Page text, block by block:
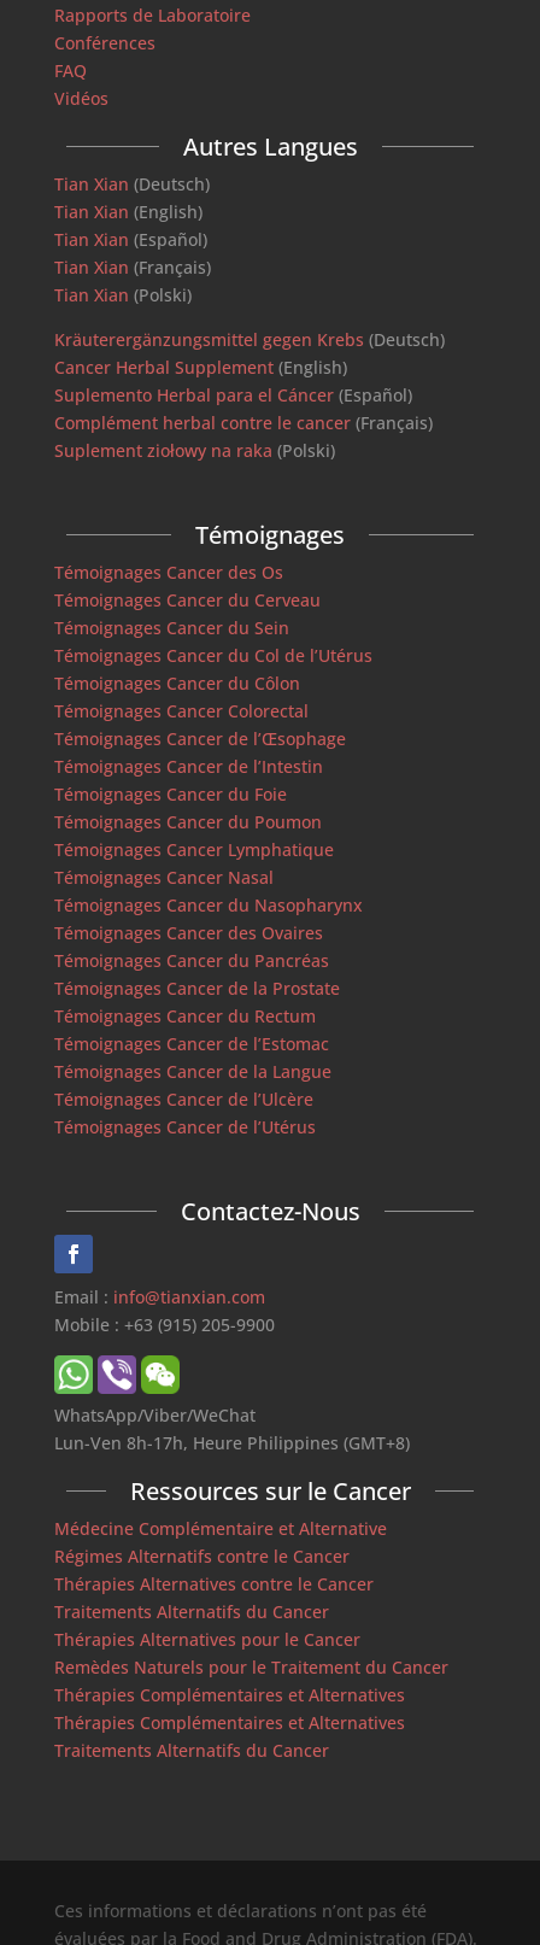
Rapports de Laboratoire
Conférences
FAQ
Vidéos
Autres Langues
Tian Xian (Deutsch)
Tian Xian (English)
Tian Xian (Español)
Tian Xian (Français)
Tian Xian (Polski)
Kräuterergänzungsmittel gegen Krebs (Deutsch)
Cancer Herbal Supplement(English)
Suplemento Herbal para el Cáncer(Español)
Complément herbal contre le cancer(Français)
Suplement ziołowy na raka (Polski)
Témoignages
Témoignages Cancer des Os
Témoignages Cancer du Cerveau
Témoignages Cancer du Sein
Témoignages Cancer du Col de l’Utérus
Témoignages Cancer du Côlon
Témoignages Cancer Colorectal
Témoignages Cancer de l’Œsophage
Témoignages Cancer de l’Intestin
Témoignages Cancer du Foie
Témoignages Cancer du Poumon
Témoignages Cancer Lymphatique
Témoignages Cancer Nasal
Témoignages Cancer du Nasopharynx
Témoignages Cancer des Ovaires
Témoignages Cancer du Pancréas
Témoignages Cancer de la Prostate
Témoignages Cancer du Rectum
Témoignages Cancer de l’Estomac
Témoignages Cancer de la Langue
Témoignages Cancer de l’Ulcère
Témoignages Cancer de l’Utérus
Contactez-Nous
Email : info@tianxian.com
Mobile : +63 (915) 205-9900
WhatsApp/Viber/WeChat
Lun-Ven 8h-17h, Heure Philippines (GMT+8)
Ressources sur le Cancer
Médecine Complémentaire et Alternative
Régimes Alternatifs contre le Cancer
Thérapies Alternatives contre le Cancer
Traitements Alternatifs du Cancer
Thérapies Alternatives pour le Cancer
Remèdes Naturels pour le Traitement du Cancer
Thérapies Complémentaires et Alternatives
Thérapies Complémentaires et Alternatives
Traitements Alternatifs du Cancer
Ces informations et déclarations n’ont pas été
évaluées par la Food and Drug Administration (FDA).